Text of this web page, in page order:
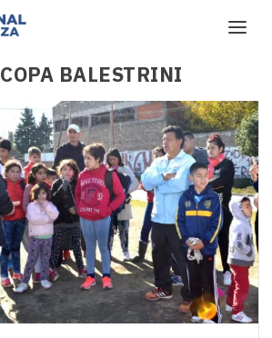
COPA BALESTRINI